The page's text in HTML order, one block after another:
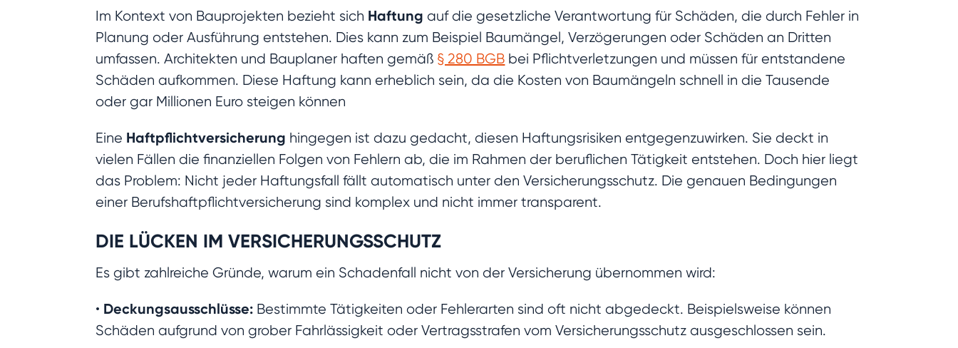
Im Kontext von Bauprojekten bezieht sich Haftung auf die gesetzliche Verantwortung für Schäden, die durch Fehler in
Planung oder Ausführung entstehen. Dies kann zum Beispiel Baumängel, Verzögerungen oder Schäden an Dritten
umfassen. Architekten und Bauplaner haften gemäß § 280 BGB bei Pflichtverletzungen und müssen für entstandene
Schäden aufkommen. Diese Haftung kann erheblich sein, da die Kosten von Baumängeln schnell in die Tausende
oder gar Millionen Euro steigen können
Eine Haftpflichtversicherung hingegen ist dazu gedacht, diesen Haftungsrisiken entgegenzuwirken. Sie deckt in
vielen Fällen die finanziellen Folgen von Fehlern ab, die im Rahmen der beruflichen Tätigkeit entstehen. Doch hier liegt
das Problem: Nicht jeder Haftungsfall fällt automatisch unter den Versicherungsschutz. Die genauen Bedingungen
einer Berufshaftpflichtversicherung sind komplex und nicht immer transparent.
DIE LÜCKEN IM VERSICHERUNGSSCHUTZ
Es gibt zahlreiche Gründe, warum ein Schadenfall nicht von der Versicherung übernommen wird:
• Deckungsausschlüsse: Bestimmte Tätigkeiten oder Fehlerarten sind oft nicht abgedeckt. Beispielsweise können
Schäden aufgrund von grober Fahrlässigkeit oder Vertragsstrafen vom Versicherungsschutz ausgeschlossen sein.